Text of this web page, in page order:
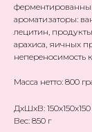
ароматизаторы:
лецитин,
арахиса, яичных
непереносимость
Масса нетто: 800
ДxШxВ:
Вес: 850 г